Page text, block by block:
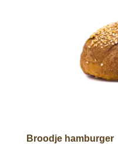
Broodje hamburger